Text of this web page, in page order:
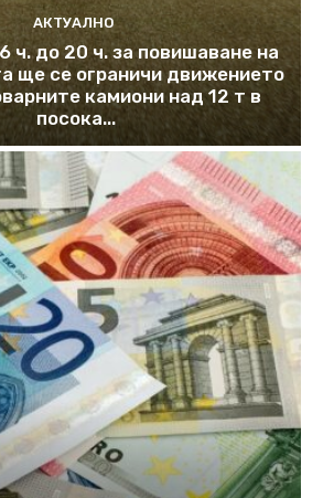
АКТУАЛНО
ч. до 20 ч. за повишаване на
ще се ограничи движението
камиони над 12 т в
посока...